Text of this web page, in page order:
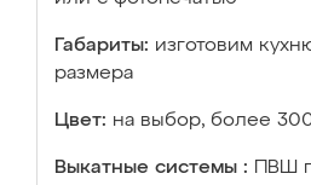
Габариты: изготовим
размера
Цвет: на выбор, более
Выкатные системы :
ПВШ